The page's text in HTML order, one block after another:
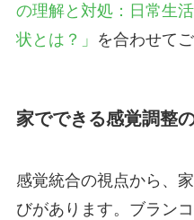
の理解と対処：日常生
状とは？」 を合わせて
家でできる感覚調整
感覚統合の視点から、
びがあります。ブラン